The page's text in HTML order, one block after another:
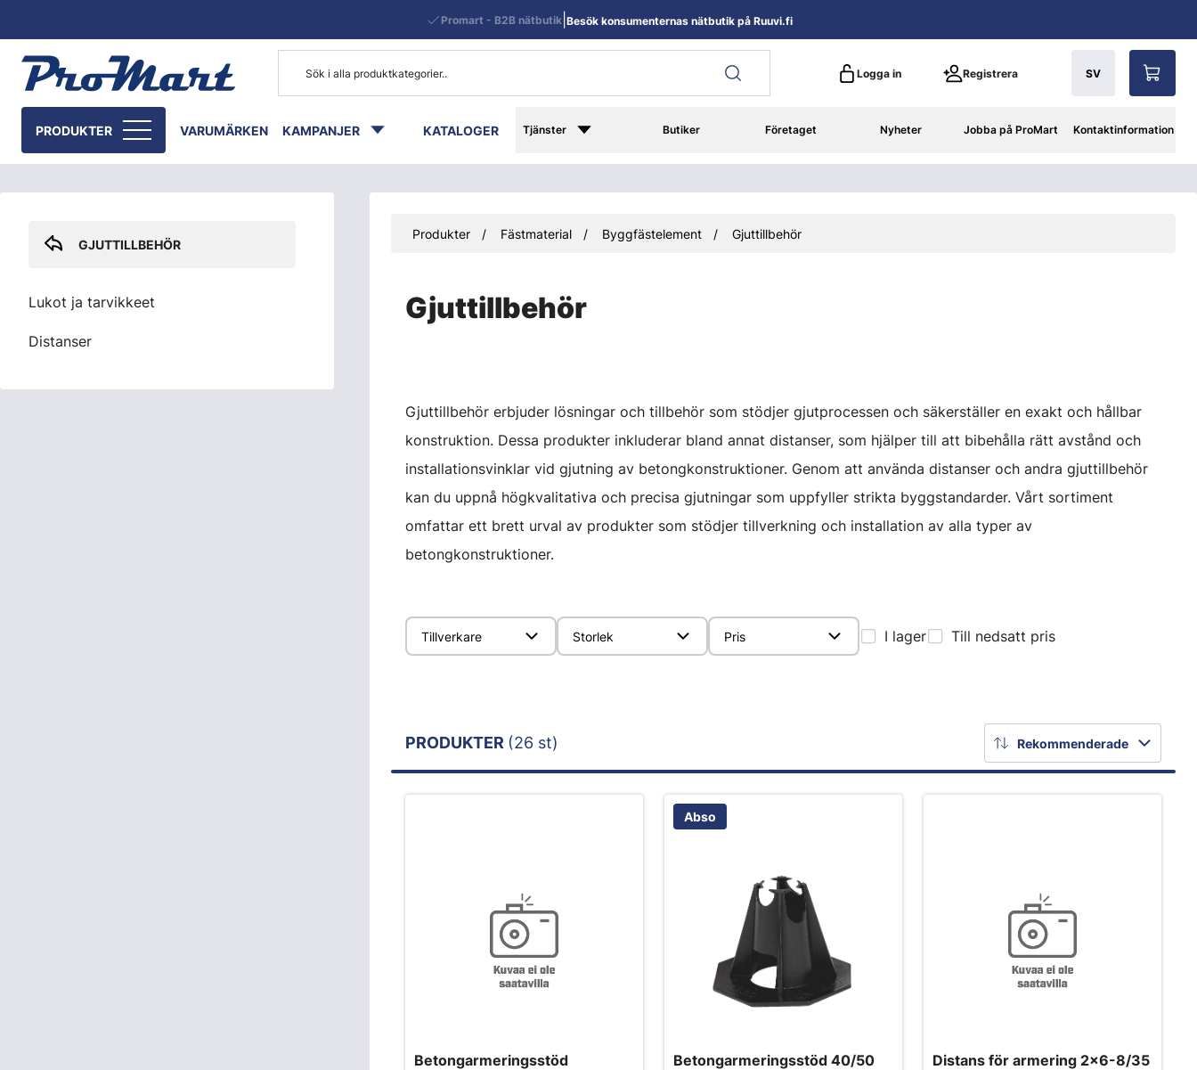
Logga in Registrera SV
PRODUKTER VARUMÄRKEN KAMPANJER KATALOGER Tjänster Butiker Företaget Nyheter Jobba på ProMart Kontaktinformation
Promart - B2B nätbutik Besök konsumenternas nätbutik på Ruuvi.fi
Produkter Fästmaterial Byggfästelement Gjuttillbehör
Gjuttillbehör
Gjuttillbehör erbjuder lösningar och tillbehör som stödjer gjutprocessen och säkerställer en exakt och hållbar
konstruktion. Dessa produkter inkluderar bland annat distanser, som hjälper till att bibehålla rätt avstånd och
installationsvinklar vid gjutning av betongkonstruktioner. Genom att använda distanser och andra gjuttillbehör
kan du uppnå högkvalitativa och precisa gjutningar som uppfyller strikta byggstandarder. Vårt sortiment
omfattar ett brett urval av produkter som stödjer tillverkning och installation av alla typer av
betongkonstruktioner.
Tillverkare Storlek Pris I lager Till nedsatt pris
Rekommenderade
PRODUKTER (26 st)
Betongarmeringsstöd
Abso
Betongarmeringsstöd 40/50
Distans för armering 2x6-8/35
GJUTTILLBEHÖR
Lukot ja tarvikkeet
Distanser